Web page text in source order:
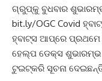
ଗ୍ରୁପ୍‌କୁ ବୁଧବାର
bit.ly/OGC Covid
ହ୍ବାଟ୍‌ସ ଆପ୍‌ରେ ପ୍ରଥମେ
ହେଲ୍ପ ଡେକ୍ସ ଶୁଭାରମ୍ଭ
ଟୁଇଟ୍‌କରି ସୂଚନା